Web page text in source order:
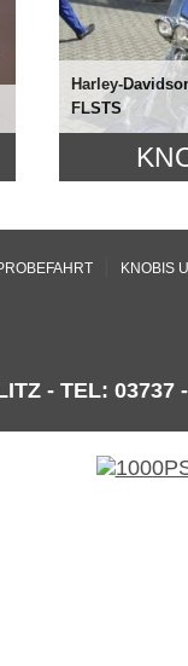
Harley-
FLSTS
KNOBIS
- TEL: 03737